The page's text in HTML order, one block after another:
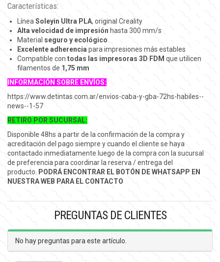
Características:
Línea Soleyin Ultra PLA, original Creality
Alta velocidad de impresión hasta 300 mm/s
Material seguro y ecológico
Excelente adherencia para impresiones más estables
Compatible con todas las impresoras 3D FDM que utilicen
filamentos de 1,75 mm
INFORMACIÓN SOBRE ENVÍOS:
https://www.detintas.com.ar/envios-caba-y-gba-72hs-habiles--
news--1-57
RETIRO POR SUCURSAL:
Disponible 48hs a partir de la confirmación de la compra y
acreditación del pago siempre y cuando el cliente se haya
contactado inmediatamente luego de la compra con la sucursal
de preferencia para coordinar la reserva / entrega del
producto.
PODRÁ ENCONTRAR EL BOTÓN DE WHATSAPP EN
NUESTRA WEB PARA EL CONTACTO
PREGUNTAS DE CLIENTES
No hay preguntas para este artículo.